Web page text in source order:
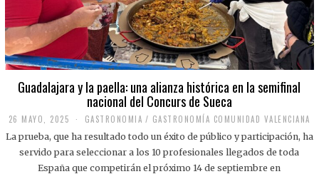
Guadalajara y la paella: una alianza histórica en la semifinal
nacional del Concurs de Sueca
26 MAYO, 2025
M
A
O
GASTRONOMIA / GASTRONOMÍA COMUNIDAD VALENCIANA
La prueba, que ha resultado todo un éxito de público y participación, ha
servido para seleccionar a los 10 profesionales llegados de toda
España que competirán el próximo 14 de septiembre en